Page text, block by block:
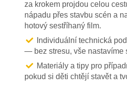
za krokem projdou celou
nápadu přes stavbu scén a
hotový sestříhaný film.
Individuální technická
— bez stresu, vše nastavíme
Materiály a tipy pro
pokud si děti chtějí stavět a